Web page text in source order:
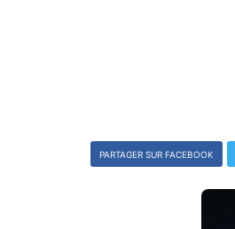
PARTAGER SUR FACEBOOK